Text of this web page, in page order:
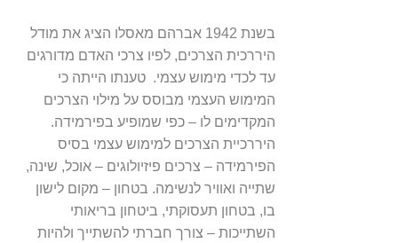
בשנת 1942 אברהם מאסלו הציג את מודל
היררכית הצרכים, לפיו צרכי האדם מדורגים
עד לכדי מימוש עצמי. טענתו הייתה כי
המימוש העצמי מבוסס על מילוי הצרכים
המקדימים לו – כפי שמופיע בפירמידה.
היררכיית הצרכים למימוש עצמי בסיס
הפירמידה – צרכים פיזיולוגים – אוכל, שינה,
שתייה ואוויר לנשימה. בטחון – מקום לישון
בו, בטחון תעסוקתי, ביטחון בריאותי
השתייכות – צורך חברתי להשתייך ולהיות